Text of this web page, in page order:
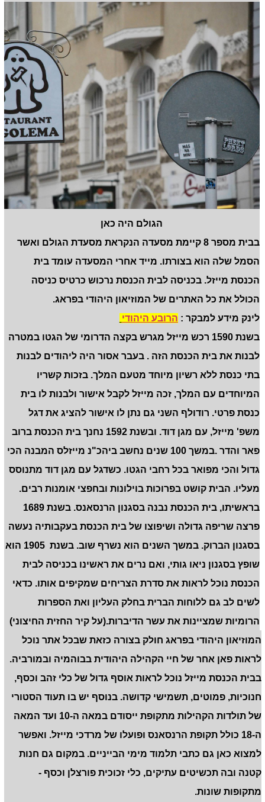
הגולם היה כאן
בבית מספר 8 קיימת מסעדה הנקראת מסעדת הגולם ואשר
הסמל שלה הוא בצורתו. מייד אחרי המסעדה עומד בית
הכנסת מייזל. בכניסה לבית הכנסת נרכוש כרטיס כניסה
הכולל את כל האתרים של המוזיאון היהודי בפראג.
לינק מידע למבקר : הרובע היהודי
בשנת 1590 רכש מייזל מגרש בקצה הדרומי של הגטו במטרה
לבנות את בית הכנסת הזה . בעבר אסור היה ליהודים לבנות
בתי כנסת ללא רשיון מיוחד מטעם המלך. בזכות קשריו
המיוחדים עם המלך, זכה מייזל לקבל אישור ולבנות לו בית
כנסת פרטי. רודולף השני גם נתן לו אישור להציג את דגל
משפ' מייזל, עם מגן דוד. ובשנת 1592 נחנך בית הכנסת ברוב
פאר והדר .במשך 100 שנים נחשב ביהכ"נ מייזלס המבנה הכי
גדול והכי מפואר בכל רחבי הגטו. כשדגל עם מגן דוד מתנוסס
מעליו. הבית קושט בפרוכות בוילונות ובחפצי אומנות רבים.
בראשיתו, בית הכנסת נבנה בסגנון הרנסאנס. בשנת 1689
פרצה שריפה גדולה ושיפוצו של בית הכנסת בעקבותיה נעשה
בסגנון הברוק. במשך השנים הוא נשרף שוב. בשנת 1905 הוא
שופץ בסגנון ניאו גותי, ואם נרים את ראשינו בכניסה לבית
הכנסת נוכל לראות את סדרת הצריחים שמקיפים אותו. כדאי
לשים לב גם ללוחות הברית בחלק העליון ואת הספרות
הרומיות שמציינות את עשר הדיברות.(על קיר החזית החיצוני)
המוזיאון היהודי בפראג חולק בצורה כזאת שבכל אתר נוכל
לראות פאן אחר של חיי הקהילה היהודית בבוהמיה ובמורביה.
בבית הכנסת מייזל נוכל לראות אוסף גדול של כלי זהב וכסף,
חנוכיות, פמוטים, תשמישי קדושה. בנוסף יש בו תעוד הסטורי
של תולדות הקהילות מתקופת ייסודם במאה ה-10 ועד המאה
ה-18 כולל תקופת הרנסאנס ופועלו של מרדכי מייזל. ואפשר
למצוא כאן גם כתבי תלמוד מימי הבייניים. במקום גם חנות
קטנה ובה תכשיטים עתיקים, כלי זכוכית פורצלן וכסף -
מתקופות שונות.